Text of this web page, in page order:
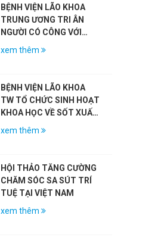
BỆNH VIỆN LÃO KHOA
TRUNG ƯƠNG TRI ÂN
NGƯỜI CÓ CÔNG VỚI
CÁCH MẠNG NHÂN KỶ
(27/7/1947 – 27/7/2026)
xem thêm
BỆNH VIỆN LÃO KHOA
TW TỔ CHỨC SINH HOẠT
KHOA HỌC VỀ SỐT XUẤT
HUYẾT DENGUE VÀ VAI
xem thêm
HỘI THẢO TĂNG CƯỜNG
CHĂM SÓC SA SÚT TRÍ
TUỆ TẠI VIỆT NAM
xem thêm